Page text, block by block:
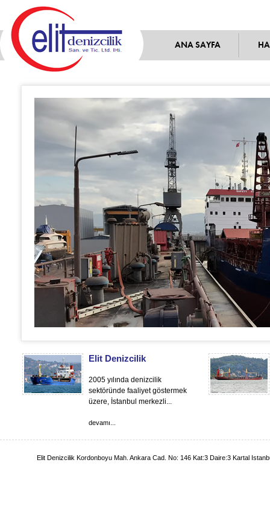
ANA SAYFA
Elit Denizcilik
2005 yılında denizcilik
sektöründe faaliyet göstermek
üzere, İstanbul merkezli...
devamı...
Elit Denizcilik Kordonboyu Mah. Ankara Cad. No: 146 Kat:3 Daire:3 Kartal